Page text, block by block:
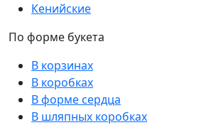
Кенийские
По форме букета
В корзинах
В коробках
В форме сердца
В шляпных коробках